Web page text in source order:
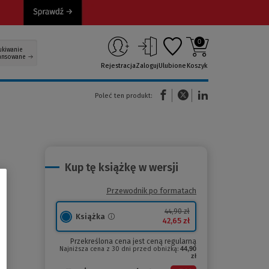
RejestracjaZalogujUlubione
0
Koszyk
Poleć ten produkt:
(Nowe okno)(Link do innej strony)
Kup tę książkę w wersji
Przewodnik po formatach
Książka
44,90 zł
42,65 zł
Przekreślona cena jest ceną regularną
Najniższa cena z 30 dni przed obniżką: 44,90
zł